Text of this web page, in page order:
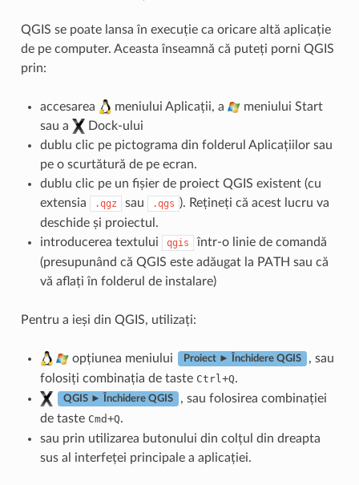
QGIS se poate lansa în execuție ca oricare altă aplicație
de pe computer. Aceasta înseamnă că puteți porni QGIS
prin:
accesarea meniului Aplicații, a
meniului Start
sau a
Dock-ului
dublu clic pe pictograma din folderul Aplicațiilor sau
pe o scurtătură de pe ecran.
dublu clic pe un fișier de proiect QGIS existent (cu
extensia
.qgz sau .qgs ). Rețineți că acest lucru va
deschide și proiectul.
introducerea textului
qgis
într-o linie de comandă
(presupunând că QGIS este adăugat la PATH sau că
vă aflați în folderul de instalare)
Pentru a ieși din QGIS, utilizați:
opțiunea meniului Proiect ► Închidere QGIS
, sau
folosiți combinația de taste Ctrl +Q.
QGIS ► Închidere QGIS
, sau folosirea combinației
de taste Cmd+Q.
sau prin utilizarea butonului din colțul din dreapta
sus al interfeței principale a aplicației.